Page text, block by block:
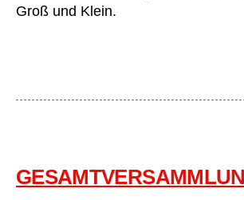
Groß und Klein.